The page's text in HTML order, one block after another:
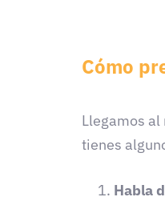
Cómo
Llegamos
tienes
Habla